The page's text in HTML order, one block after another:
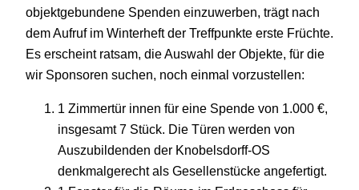
objektgebundene Spenden einzuwerben, trägt nach
dem Aufruf im Winterheft der Treffpunkte erste Früchte.
Es erscheint ratsam, die Auswahl der Objekte, für die
wir Sponsoren suchen, noch einmal vorzustellen:
1 Zimmertür innen für eine Spende von 1.000 €,
insgesamt 7 Stück. Die Türen werden von
Auszubildenden der Knobelsdorff-OS
denkmalgerecht als Gesellenstücke angefertigt.